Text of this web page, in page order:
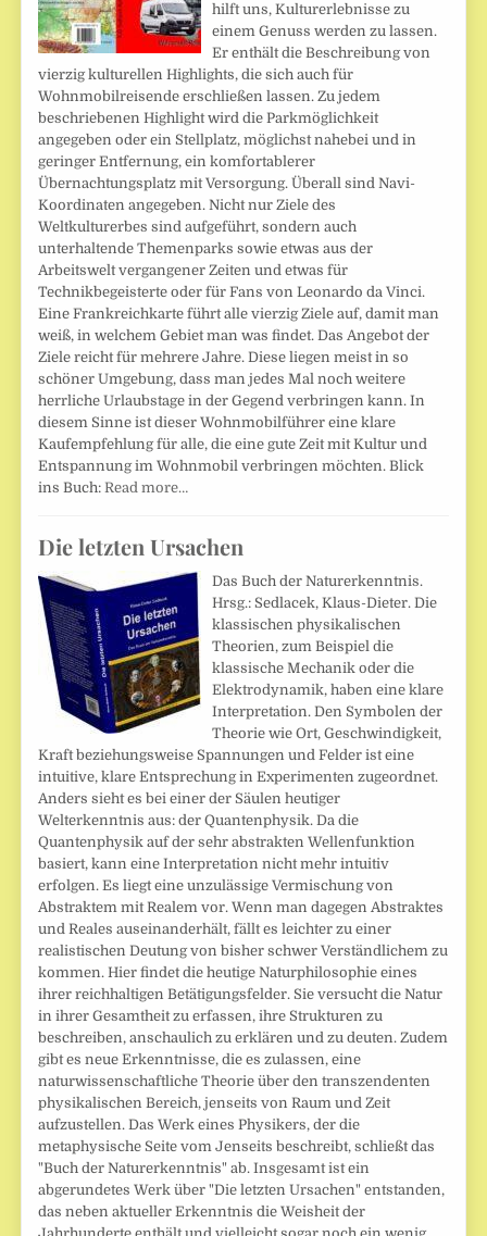
hilft uns, Kulturerlebnisse zu
einem Genuss werden zu lassen.
Er enthält die Beschreibung von
vierzig kulturellen Highlights, die sich auch für
Wohnmobilreisende erschließen lassen. Zu jedem
beschriebenen Highlight wird die Parkmöglichkeit
angegeben oder ein Stellplatz, möglichst nahebei und in
geringer Entfernung, ein komfortablerer
Übernachtungsplatz mit Versorgung. Überall sind Navi-
Koordinaten angegeben. Nicht nur Ziele des
Weltkulturerbes sind aufgeführt, sondern auch
unterhaltende Themenparks sowie etwas aus der
Arbeitswelt vergangener Zeiten und etwas für
Technikbegeisterte oder für Fans von Leonardo da Vinci.
Eine Frankreichkarte führt alle vierzig Ziele auf, damit man
weiß, in welchem Gebiet man was findet. Das Angebot der
Ziele reicht für mehrere Jahre. Diese liegen meist in so
schöner Umgebung, dass man jedes Mal noch weitere
herrliche Urlaubstage in der Gegend verbringen kann. In
diesem Sinne ist dieser Wohnmobilführer eine klare
Kaufempfehlung für alle, die eine gute Zeit mit Kultur und
Entspannung im Wohnmobil verbringen möchten. Blick
ins Buch:Read more…
Die letzten Ursachen
Das Buch der Naturerkenntnis.
Hrsg.: Sedlacek, Klaus-Dieter. Die
klassischen physikalischen
Theorien, zum Beispiel die
klassische Mechanik oder die
Elektrodynamik, haben eine klare
Interpretation. Den Symbolen der
Theorie wie Ort, Geschwindigkeit,
Kraft beziehungsweise Spannungen und Felder ist eine
intuitive, klare Entsprechung in Experimenten zugeordnet.
Anders sieht es bei einer der Säulen heutiger
Welterkenntnis aus: der Quantenphysik. Da die
Quantenphysik auf der sehr abstrakten Wellenfunktion
basiert, kann eine Interpretation nicht mehr intuitiv
erfolgen. Es liegt eine unzulässige Vermischung von
Abstraktem mit Realem vor. Wenn man dagegen Abstraktes
und Reales auseinanderhält, fällt es leichter zu einer
realistischen Deutung von bisher schwer Verständlichem zu
kommen. Hier findet die heutige Naturphilosophie eines
ihrer reichhaltigen Betätigungsfelder. Sie versucht die Natur
in ihrer Gesamtheit zu erfassen, ihre Strukturen zu
beschreiben, anschaulich zu erklären und zu deuten. Zudem
gibt es neue Erkenntnisse, die es zulassen, eine
naturwissenschaftliche Theorie über den transzendenten
physikalischen Bereich, jenseits von Raum und Zeit
aufzustellen. Das Werk eines Physikers, der die
metaphysische Seite vom Jenseits beschreibt, schließt das
"Buch der Naturerkenntnis" ab. Insgesamt ist ein
abgerundetes Werk über "Die letzten Ursachen" entstanden,
das neben aktueller Erkenntnis die Weisheit der